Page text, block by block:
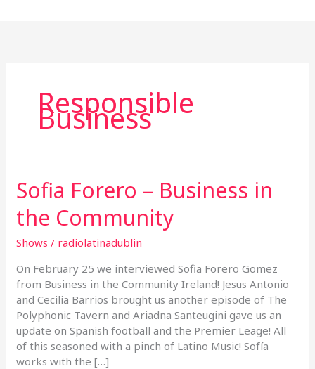
Responsible
Business
Sofia Forero – Business in
the Community
Shows / radiolatinadublin
On February 25 we interviewed Sofia Forero Gomez
from Business in the Community Ireland! Jesus Antonio
and Cecilia Barrios brought us another episode of The
Polyphonic Tavern and Ariadna Santeugini gave us an
update on Spanish football and the Premier Leage! All
of this seasoned with a pinch of Latino Music! Sofía
works with the […]
Sofia
Forero
–
Business
in
Community